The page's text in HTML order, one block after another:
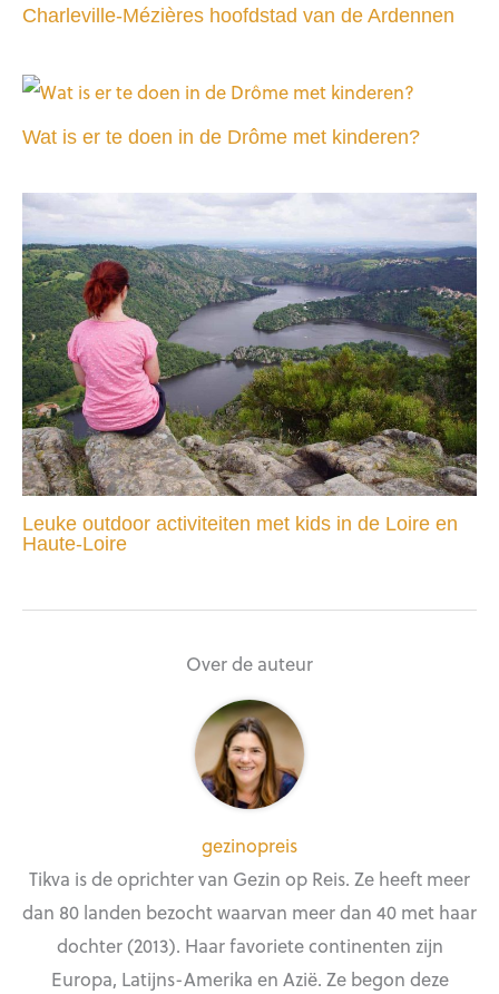
Charleville-Mézières hoofdstad van de Ardennen
Wat is er te doen in de Drôme met kinderen?
Leuke outdoor activiteiten met kids in de Loire en
Haute-Loire
Over de auteur
gezinopreis
Tikva is de oprichter van Gezin op Reis. Ze heeft meer
dan 80 landen bezocht waarvan meer dan 40 met haar
dochter (2013). Haar favoriete continenten zijn
Europa, Latijns-Amerika en Azië. Ze begon deze